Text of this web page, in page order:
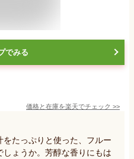
でみる
価格と在庫を楽天でチェック >>
たっぷりと使った、フルー
ょうか。芳醇な香りにもは